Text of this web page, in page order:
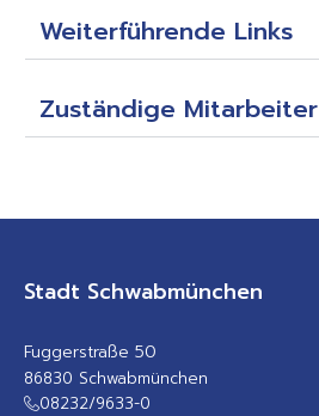
Weiterführende Links
Zuständige Mitarbeiter
Stadt Schwabmünchen
Fuggerstraße 50
86830 Schwabmünchen
08232/9633-0